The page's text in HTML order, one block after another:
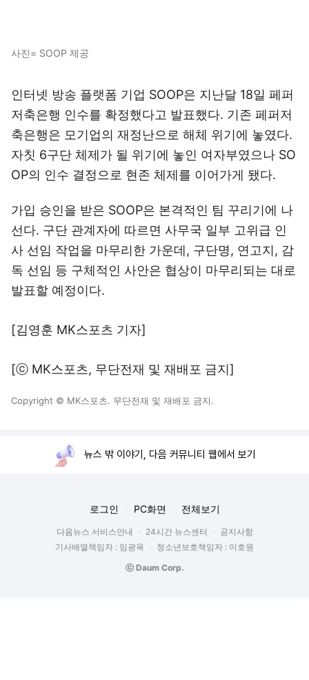
사진= SOOP 제공
인터넷 방송 플랫폼 기업 SOOP은 지난달 18일 페퍼
저축은행 인수를 확정했다고 발표했다. 기존 페퍼저
축은행은 모기업의 재정난으로 해체 위기에 놓였다.
자칫 6구단 체제가 될 위기에 놓인 여자부였으나 SO
OP의 인수 결정으로 현존 체제를 이어가게 됐다.
가입 승인을 받은 SOOP은 본격적인 팀 꾸리기에 나
선다. 구단 관계자에 따르면 사무국 일부 고위급 인
사 선임 작업을 마무리한 가운데, 구단명, 연고지, 감
독 선임 등 구체적인 사안은 협상이 마무리되는 대로
발표할 예정이다.
[김영훈 MK스포츠 기자]
[ⓒ MK스포츠, 무단전재 및 재배포 금지]
Copyright © MK스포츠. 무단전재 및 재배포 금지.
뉴스 밖 이야기, 다음 커뮤니티 웹에서 보기
로그인 PC화면 전체보기
다음뉴스 서비스안내 24시간 뉴스센터
공지사항
기사배열책임자 : 임광욱
청소년보호책임자 : 이호원
ⓒ Daum Corp.